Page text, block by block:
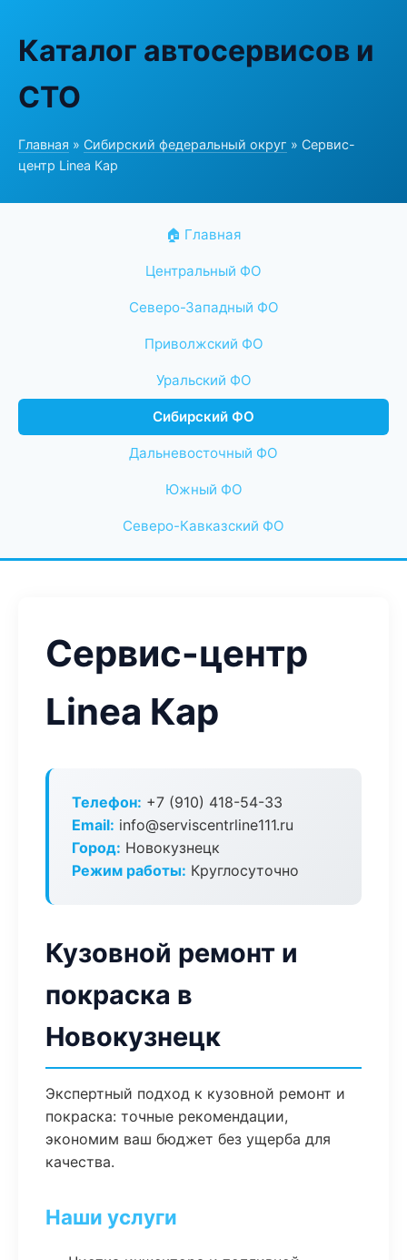
Каталог автосервисов и
СТО
Главная » Сибирский федеральный округ » Сервис-
центр Linea Кар
🏠 Главная
Центральный ФО
Северо-Западный ФО
Приволжский ФО
Уральский ФО
Сибирский ФО
Дальневосточный ФО
Южный ФО
Северо-Кавказский ФО
Сервис-центр
Linea Кар
Телефон: +7 (910) 418-54-33
Email: info@serviscentrline111.ru
Город: Новокузнецк
Режим работы: Круглосуточно
Кузовной ремонт и
покраска в
Новокузнецк
Экспертный подход к кузовной ремонт и
покраска: точные рекомендации,
экономим ваш бюджет без ущерба для
качества.
Наши услуги